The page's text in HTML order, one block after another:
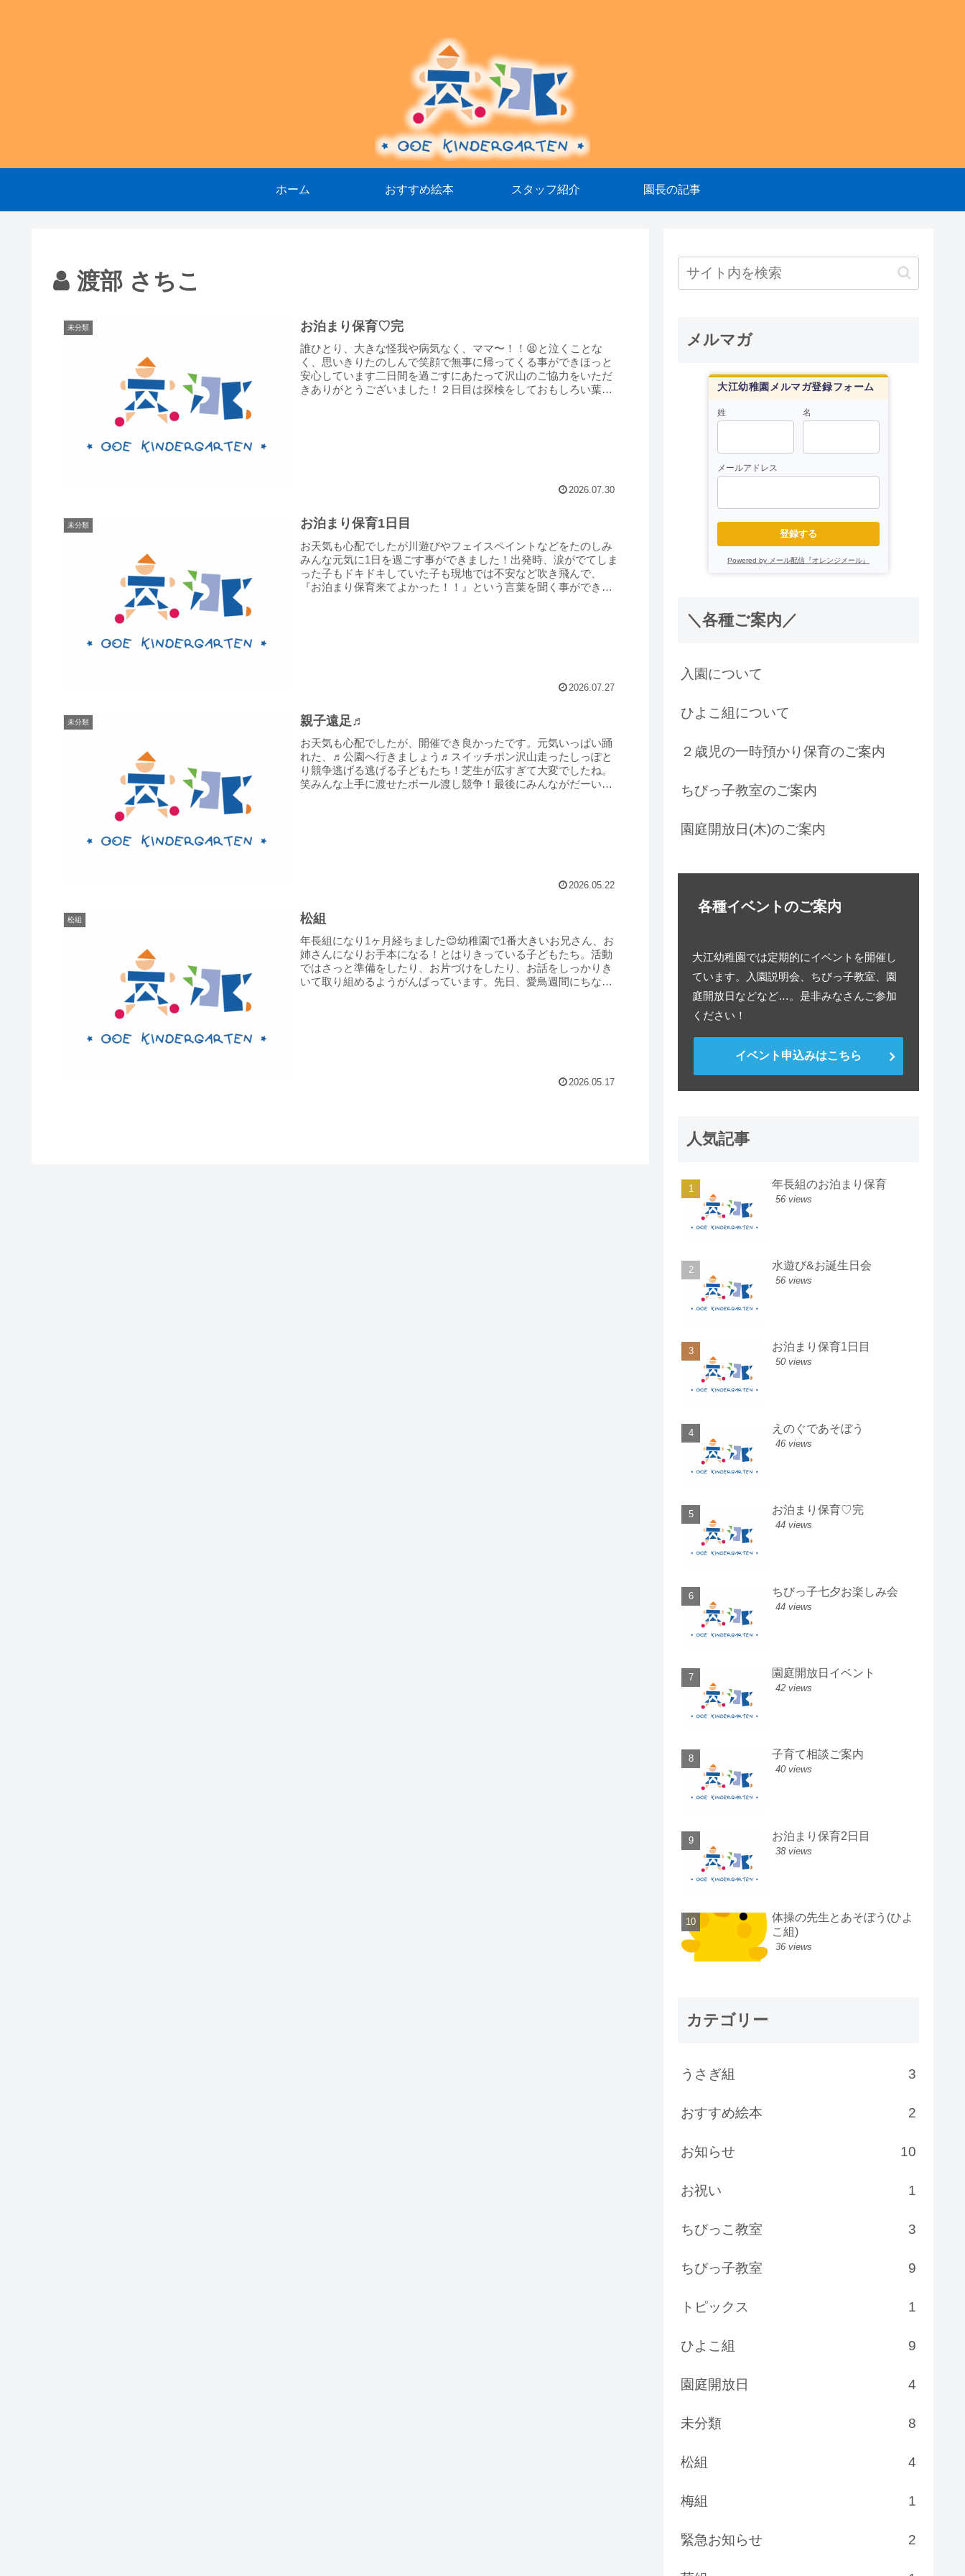
ホーム おすすめ絵本 スタッフ紹介 園長の記事
渡部 さちこ
未分類 お泊まり保育♡完
誰ひとり、大きな怪我や病気なく、ママ〜！！😫と泣くことな
く、思いきりたのしんで笑顔で無事に帰ってくる事ができほっと
安心しています二日間を過ごすにあたって沢山のご協力をいただ
きありがとうございました！２日目は探検をしておもしろい葉っ
2026.07.30
未分類 お泊まり保育1日目
お天気も心配でしたが川遊びやフェイスペイントなどをたのしみ
みんな元気に1日を過ごす事ができました！出発時、涙がでてしま
った子もドキドキしていた子も現地では不安など吹き飛んで、
『お泊まり保育来てよかった！！』という言葉を聞く事ができま
2026.07.27
未分類 親子遠足♬
お天気も心配でしたが、開催でき良かったです。元気いっぱい踊
れた、♬公園へ行きましょう♬スイッチポン沢山走ったしっぽと
り競争逃げる逃げる子どもたち！芝生が広すぎて大変でしたね。
笑みんな上手に渡せたボール渡し競争！最後にみんながだーいす
2026.05.22
松組 松組
年長組になり1ヶ月経ちました😊幼稚園で1番大きいお兄さん、お
姉さんになりお手本になる！とはりきっている子どもたち。活動
ではさっと準備をしたり、お片づけをしたり、お話をしっかりき
いて取り組めるようがんばっています。先日、愛鳥週間にちなん
2026.05.17
メルマガ
大江幼稚園メルマガ登録フォーム
姓 名
メールアドレス
登録する
Powered by メール配信『オレンジメール』
＼各種ご案内／
入園について
ひよこ組について
２歳児の一時預かり保育のご案内
ちびっ子教室のご案内
園庭開放日(木)のご案内
各種イベントのご案内
大江幼稚園では定期的にイベントを開催し
ています。入園説明会、ちびっ子教室、園
庭開放日などなど…。是非みなさんご参加
ください！
イベント申込みはこちら
人気記事
年長組のお泊まり保育
56 views
水遊び&お誕生日会
56 views
お泊まり保育1日目
50 views
えのぐであそぼう
46 views
お泊まり保育♡完
44 views
ちびっ子七夕お楽しみ会
44 views
園庭開放日イベント
42 views
子育て相談ご案内
40 views
お泊まり保育2日目
38 views
体操の先生とあそぼう(ひよ
こ組)
36 views
カテゴリー
うさぎ組 3
おすすめ絵本 2
お知らせ 10
お祝い 1
ちびっこ教室 3
ちびっ子教室 9
トピックス 1
ひよこ組 9
園庭開放日 4
未分類 8
松組 4
梅組 1
緊急お知らせ 2